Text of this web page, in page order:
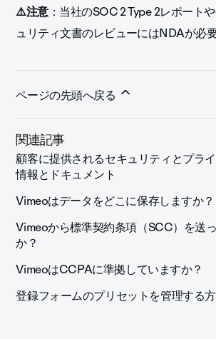
⚠️注意：当社のSOC 2 Type 2レポート
ュリティ文書のレビューにはNDAが必要
ページの先頭へ戻る
関連記事
顧客に提供されるセキュリティとプラ
情報とドキュメント
Vimeoはデータをどこに保存しますか？
Vimeoから標準契約条項（SCC）を送
か？
VimeoはCCPAに準拠していますか？
登録フォームのプリセットを管理する